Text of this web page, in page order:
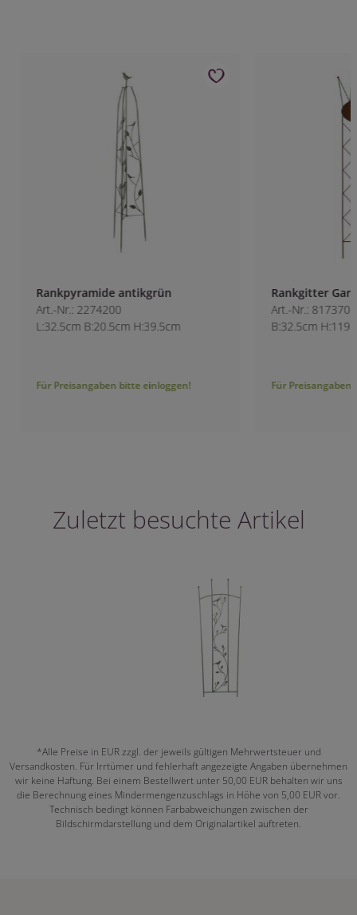
Rankpyramide antikgrün
Art.-Nr.: 2274200
L:32.5cm B:20.5cm H:39.5cm
Für Preisangaben bitte einloggen!
Rankgitter
Art.-Nr.: 8173700
B:32.5cm
Für Preisangaben
Zuletzt besuchte Artikel
*Alle Preise in EUR zzgl. der jeweils gültigen Mehrwertsteuer und
Versandkosten. Für Irrtümer und fehlerhaft angezeigte Angaben übernehmen
wir keine Haftung. Bei einem Bestellwert unter 50,00 EUR behalten wir uns
die Berechnung eines Mindermengenzuschlags in Höhe von 5,00 EUR vor.
Technisch bedingt können Farbabweichungen zwischen der
Bildschirmdarstellung und dem Originalartikel auftreten.